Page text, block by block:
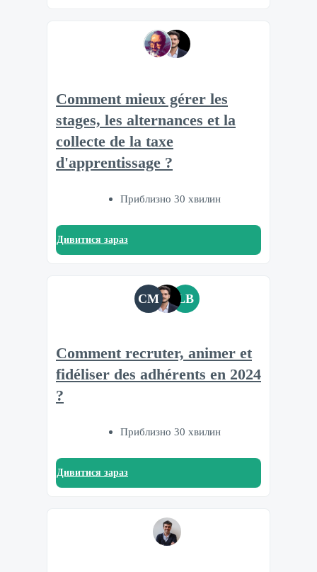
Comment mieux gérer les
stages, les alternances et la
collecte de la taxe
d'apprentissage ?
Приблизно 30 хвилин
Дивитися зараз
CM LB
Comment recruter, animer et
fidéliser des adhérents en 2024
?
Приблизно 30 хвилин
Дивитися зараз